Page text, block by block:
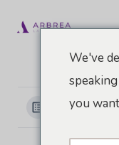
Visualizza le
We've
you